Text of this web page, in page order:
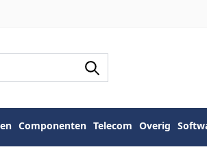
Componenten Telecom Overig